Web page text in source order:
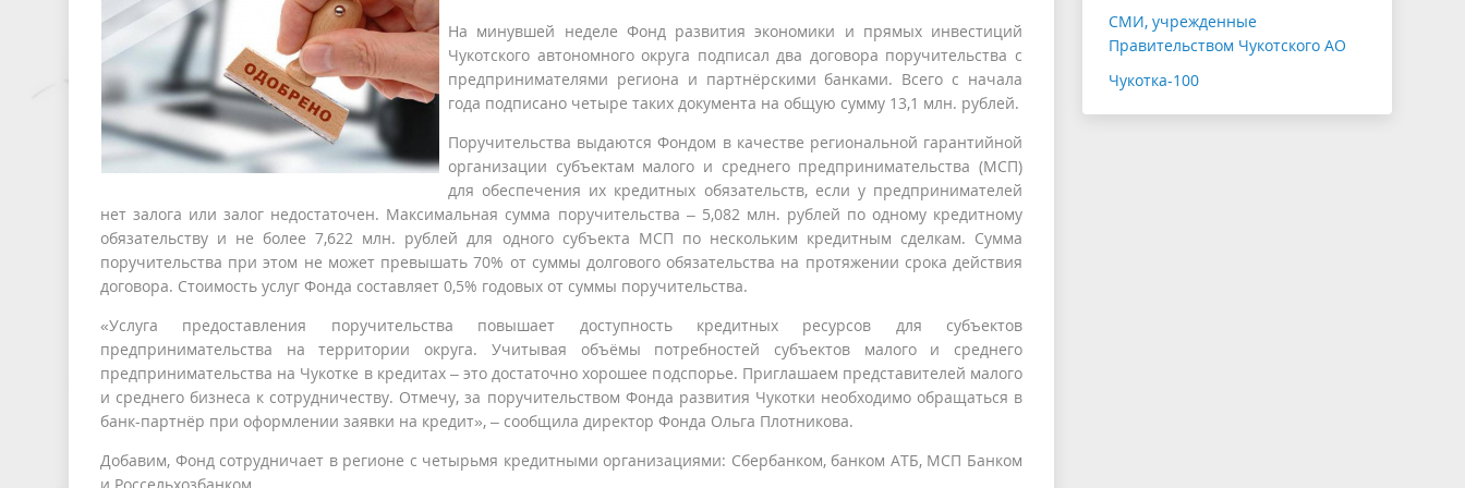
На минувшей неделе Фонд развития экономики и прямых инвестиций
Чукотского автономного округа подписал два договора поручительства с
предпринимателями региона и партнёрскими банками. Всего с начала
года подписано четыре таких документа на общую сумму 13,1 млн. рублей.
Поручительства выдаются Фондом в качестве региональной гарантийной
организации субъектам малого и среднего предпринимательства (МСП)
для обеспечения их кредитных обязательств, если у предпринимателей
нет залога или залог недостаточен. Максимальная сумма поручительства – 5,082 млн. рублей по одному кредитному
обязательству и не более 7,622 млн. рублей для одного субъекта МСП по нескольким кредитным сделкам. Сумма
поручительства при этом не может превышать 70% от суммы долгового обязательства на протяжении срока действия
договора. Стоимость услуг Фонда составляет 0,5% годовых от суммы поручительства.
«Услуга предоставления поручительства повышает доступность кредитных ресурсов для субъектов
предпринимательства на территории округа. Учитывая объёмы потребностей субъектов малого и среднего
предпринимательства на Чукотке в кредитах – это достаточно хорошее подспорье. Приглашаем представителей малого
и среднего бизнеса к сотрудничеству. Отмечу, за поручительством Фонда развития Чукотки необходимо обращаться в
банк-партнёр при оформлении заявки на кредит», – сообщила директор Фонда Ольга Плотникова.
Добавим, Фонд сотрудничает в регионе с четырьмя кредитными организациями: Сбербанком, банком АТБ, МСП Банком
СМИ, учрежденные
Правительством Чукотского АО
Чукотка-100